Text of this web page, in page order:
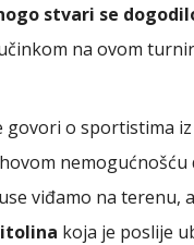
stvari se
na ovom
govori o sportistima
viđamo na terenu,
koja je poslije